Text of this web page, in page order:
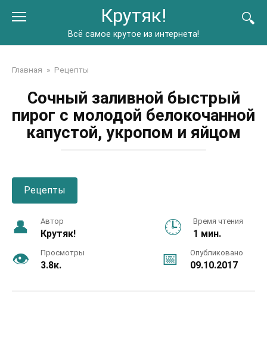
Крутяк!
Всё самое крутое из интернета!
Главная » Рецепты
Сочный заливной быстрый
пирог с молодой белокочанной
капустой, укропом и яйцом
Рецепты
Автор
Крутяк!
Время чтения
1 мин.
Просмотры
3.8к.
Опубликовано
09.10.2017